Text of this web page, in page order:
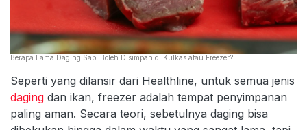
Berapa Lama Daging Sapi Boleh Disimpan di Kulkas atau Freezer?
Seperti yang dilansir dari Healthline, untuk semua jenis
daging dan ikan, freezer adalah tempat penyimpanan
paling aman. Secara teori, sebetulnya daging bisa